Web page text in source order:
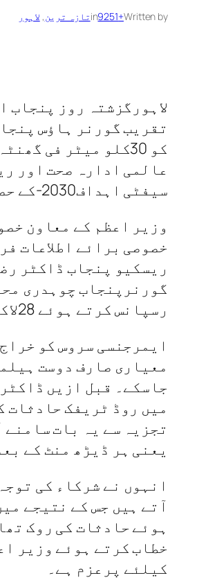
Written by
+9251
inتازہ ترین, لاہور
تقریب گورنر ہاؤس
کو 30کلو میٹر فی
عالمی ادارہ صحت اور
سیفٹی اہداف2030-کے حصول کی جانب ایک قدم ہے۔
وزیر اعظم کے معاون
خصوصی برائے اطلاعات
ریسکیو پنجاب ڈاکٹر
گورنرپنجاب چوہدری
رسپانس کرتے ہوئے 28لاکھ سے زائد متاثرین کوطبی امداد فراہم کرتے ہوئے شہریوں کو احساس تحفظ فراہم کرنے پر پنجاب۔
ایمرجنسی سروس کو
معیاری صارف دوست
جاسکے۔ قبل ازیں
میں روڈ ٹریفک حادثات
یعنی ہر ڈیڑھ منٹ کے
آتے ہیں جس کے نتیجے
ہوئے حادثات کی روک
خطاب کرتے ہوئے وزیر
کیلئے پرعزم ہے۔